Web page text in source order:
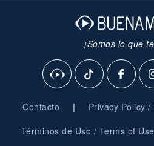
¡Somos lo que
Contacto | Privacy Policy
Términos de Uso / Terms of Use